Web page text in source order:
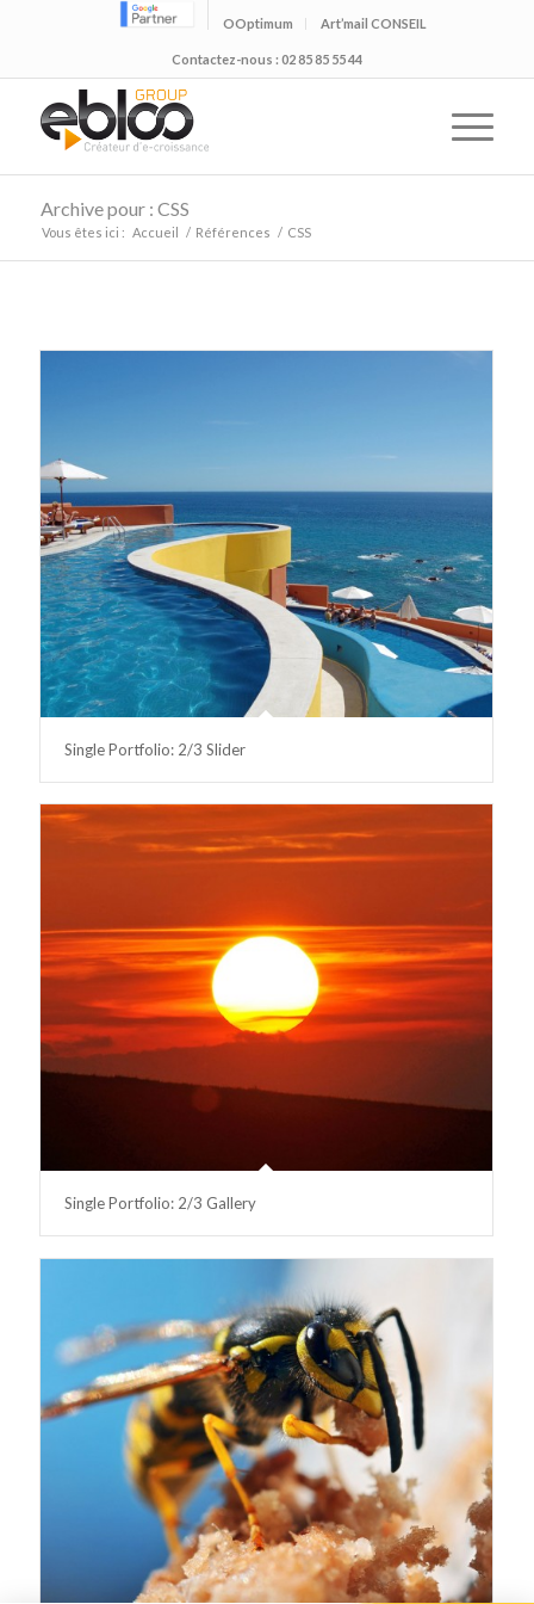
OOptimum Art’mail CONSEIL
Contactez-nous : 02 85 85 55 44
Archive pour : CSS
Vous êtes ici : Accueil / Références / CSS
Single Portfolio: 2/3 Slider
Single Portfolio: 2/3 Gallery